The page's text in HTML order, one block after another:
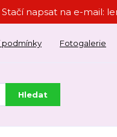
napsat na e-mail:
podmínky Fotogalerie
Hledat